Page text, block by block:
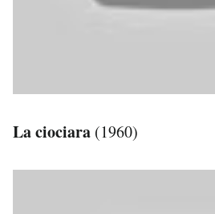
La ciociara (1960)